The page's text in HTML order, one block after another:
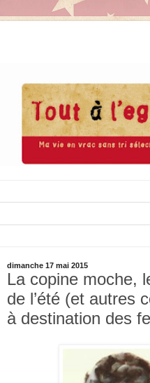
dimanche 17 mai 2015
La copine moche,
de l’été (et autres
à destination des